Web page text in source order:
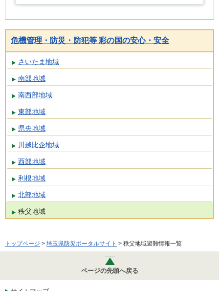
危機管理・防災・防犯等 彩の国の安心・安全
さいたま地域
南部地域
南西部地域
東部地域
県央地域
川越比企地域
西部地域
利根地域
北部地域
秩父地域
トップページ > 埼玉県防災ポータルサイト > 秩父地域避難情報一覧
ページの先頭へ戻る